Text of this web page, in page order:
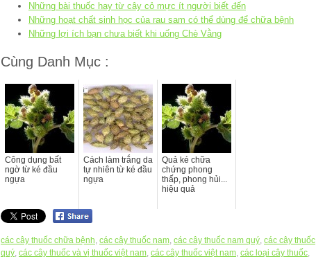
Những bài thuốc hay từ cây cỏ mực ít người biết đến
Những hoạt chất sinh học của rau sam có thể dùng để chữa bệnh
Những lợi ích bạn chưa biết khi uống Chè Vằng
Cùng Danh Mục :
Công dụng bất
ngờ từ ké đầu
ngựa
Cách làm trắng da
tự nhiên từ ké đầu
ngựa
Quả ké chữa
chứng phong
thấp, phong hủi...
hiệu quả
các cây thuốc chữa bệnh các cây thuốc nam các cây thuốc nam quý các cây thuốc
quý các cây thuốc và vị thuốc việt nam các cây thuốc việt nam các loại cây thuốc